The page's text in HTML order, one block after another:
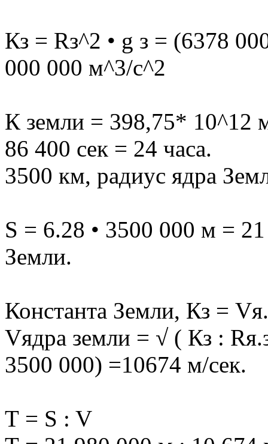
Кз = Rз^2 • g з = (6378
000 000 м^3/с^2
К земли = 398,75* 10^12
86 400 сек = 24 часа.
3500 км, радиус ядра
S = 6.28 • 3500 000 м =
Земли.
Константа Земли, Кз =
Vядра земли = √ ( Кз :
3500 000) =10674 м/сек.
Т = S : V